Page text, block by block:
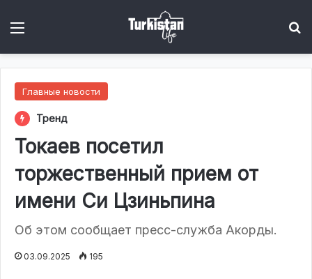
Главные новости
Тренд
Токаев посетил
торжественный прием от
имени Си Цзиньпина
Об этом сообщает пресс-служба Акорды.
03.09.2025 195